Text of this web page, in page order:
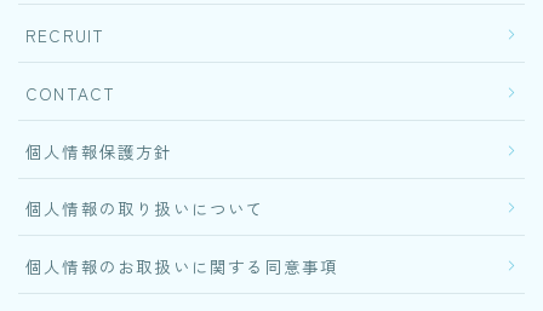
RECRUIT
CONTACT
個人情報保護方針
個人情報の取り扱いについて
個人情報のお取扱いに関する同意事項